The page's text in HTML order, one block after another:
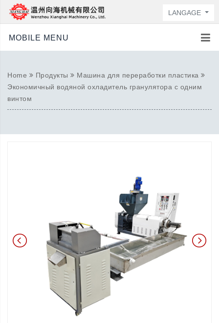
LANGAGE
MOBILE MENU
Home Продукты
Машина для переработки пластика
Экономичный водяной охладитель гранулятора с одним
винтом